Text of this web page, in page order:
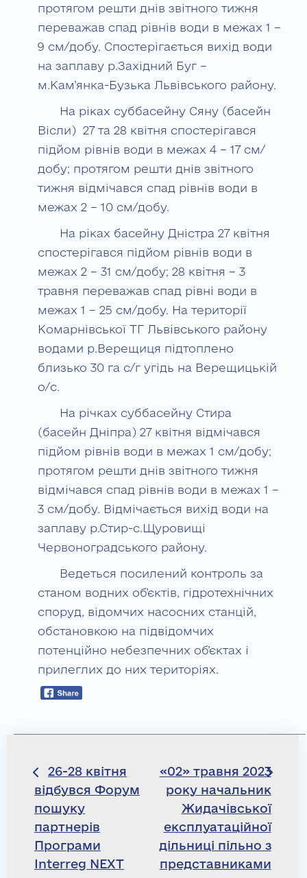
протягом решти днів звітного тижня
переважав спад рівнів води в межах 1 –
9 см/добу. Спостерігається вихід води
на заплаву р.Західний Буг –
м.Кам’янка-Бузька Львівського району.
На ріках суббасейну Сяну (басейн
Вісли) 27 та 28 квітня спостерігався
підйом рівнів води в межах 4 – 17 см/
добу; протягом решти днів звітного
тижня відмічався спад рівнів води в
межах 2 – 10 см/добу.
На ріках басейну Дністра 27 квітня
спостерігався підйом рівнів води в
межах 2 – 31 см/добу; 28 квітня – 3
травня переважав спад рівні води в
межах 1 – 25 см/добу. На території
Комарнівської ТГ Львівського району
водами р.Верещиця підтоплено
близько 30 га с/г угідь на Верещицькій
о/с.
На річках суббасейну Стира
(басейн Дніпра) 27 квітня відмічався
підйом рівнів води в межах 1 см/добу;
протягом решти днів звітного тижня
відмічався спад рівнів води в межах 1 –
3 см/добу. Відмічається вихід води на
заплаву р.Стир-с.Щуровищі
Червоноградського району.
Ведеться посилений контроль за
станом водних об’єктів, гідротехнічних
споруд, відомчих насосних станцій,
обстановкою на підвідомчих
потенційно небезпечних об’єктах і
прилеглих до них територіях.
Навігація
записів
26-28 квітня
відбувся Форум
пошуку
партнерів
Програми
Interreg NEXT
«02» травня 2023
року начальник
Жидачівської
експлуатаційної
дільниці пільно з
представниками